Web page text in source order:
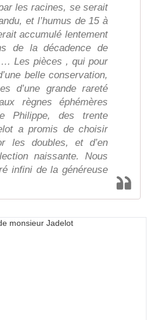
les racines, se serait
et l’humus de 15 à
accumulé lentement
de la décadence de
Les pièces , qui pour
belle conservation,
d’une grande rareté
règnes éphémères
Philippe, des trente
a promis de choisir
les doubles, et d’en
naissante. Nous
infini de la généreuse